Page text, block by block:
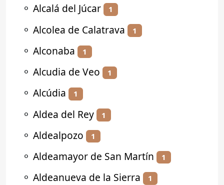
⚬ Alcalá del Júcar 1
⚬ Alcolea de Calatrava 1
⚬ Alconaba 1
⚬ Alcudia de Veo 1
⚬ Alcúdia 1
⚬ Aldea del Rey 1
⚬ Aldealpozo 1
⚬ Aldeamayor de San Martín 1
⚬ Aldeanueva de la Sierra 1